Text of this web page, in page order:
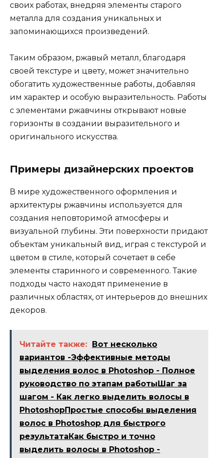
своих работах, внедряя элементы старого
металла для создания уникальных и
запоминающихся произведений.
Таким образом, ржавый металл, благодаря
своей текстуре и цвету, может значительно
обогатить художественные работы, добавляя
им характер и особую выразительность. Работы
с элементами ржавчины открывают новые
горизонты в создании выразительного и
оригинального искусства.
Примеры дизайнерских проектов
В мире художественного оформления и
архитектуры ржавчины используется для
создания неповторимой атмосферы и
визуальной глубины. Эти поверхности придают
объектам уникальный вид, играя с текстурой и
цветом в стиле, который сочетает в себе
элементы старинного и современного. Такие
подходы часто находят применение в
различных областях, от интерьеров до внешних
декоров.
Читайте также:
Вот несколько
вариантов -Эффективные методы
выделения волос в Photoshop - Полное
руководство по этапам работыШаг за
шагом - Как легко выделить волосы в
PhotoshopПростые способы выделения
волос в Photoshop для быстрого
результатаКак быстро и точно
выделить волосы в Photoshop -